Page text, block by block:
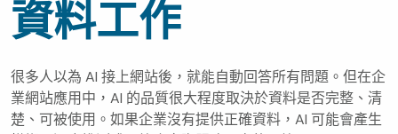
資料工作
很多人以為 AI 接上網站後，就能自動回答所有問題。但在企
業網站應用中，AI 的品質很大程度取決於資料是否完整、清
楚、可被使用。如果企業沒有提供正確資料，AI 可能會產生